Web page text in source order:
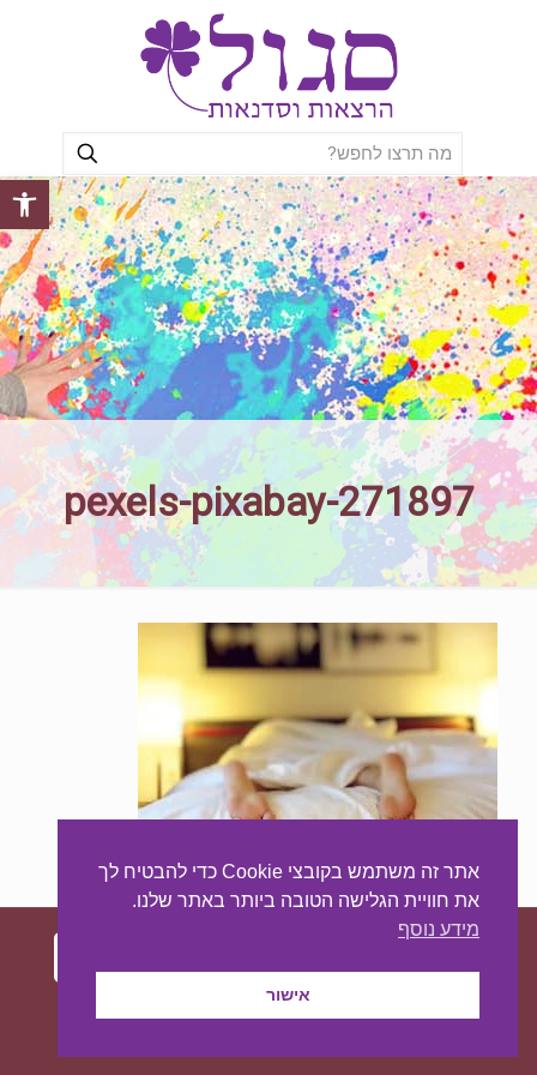
פתח
pexels-pixabay-271897
עיצוב ובניית האתר:מאסטר סייט - יצירת נוכחות
באינטרנט
אתר זה משתמש בקובצי Cookie כדי להבטיח לך
את חוויית הגלישה הטובה ביותר באתר שלנו.
מידע נוסף
אישור